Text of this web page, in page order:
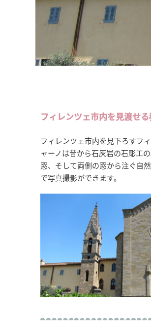
フィレンツェ市内を見渡せる
フィレンツェ市内を見下ろすフ
ャーノは昔から石灰岩の石彫工
窓、そして両側の窓から注ぐ自
で写真撮影ができます。